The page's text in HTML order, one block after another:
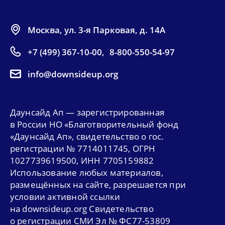
Москва, ул. 3-я Парковая, д. 14А
+7 (499) 367-10-00, 8-800-550-54-97
info@downsideup.org
Даунсайд Ап — зарегистрированная
в России НО «Благотворительный фонд
«Даунсайд Ап», свидетельство о гос.
регистрации № 7714011745, ОГРН
1027739619500, ИНН 7705159882
Использование любых материалов,
размещённых на сайте, разрешается при
условии активной ссылки
на downsideup.org Свидетельство
о регистрации СМИ Эл № ФС77-53809